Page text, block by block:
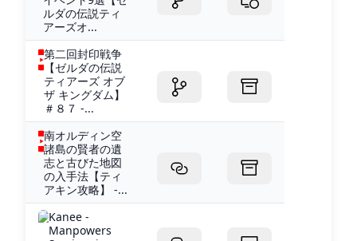
ルダの伝説ティ
アーズオ...
第二回封印戦争
【ゼルダの伝説
ティアーズ オブ
ザ キングダム】
＃８７ -...
南オルディン空
諸島の賢者の遺
志と古びた地図
の入手法【ティ
アキン攻略】 -...
Kanee -
Manpowers